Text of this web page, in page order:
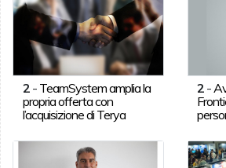
2- TeamSystem amplia la
propria offerta con
l’acquisizione di Terya
2 -